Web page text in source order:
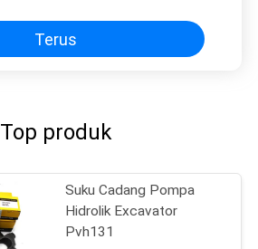
Terus
Top produk
Suku Cadang Pompa
Hidrolik Excavator
Pvh131